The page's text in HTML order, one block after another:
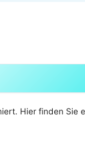
Hier finden Sie